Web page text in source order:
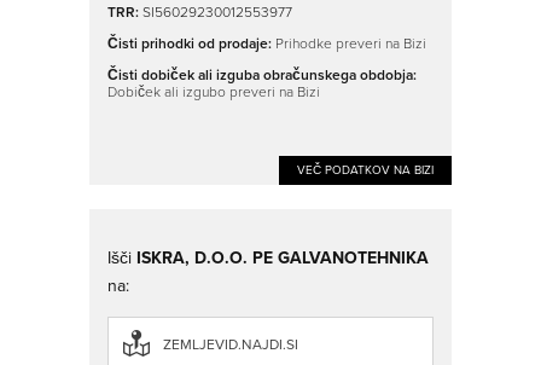
TRR:SI56029230012553977
Čisti prihodki od prodaje: Prihodke preveri na Bizi
Čisti dobiček ali izguba obračunskega obdobja:
Dobiček ali izgubo preveri na Bizi
VEČ PODATKOV NA BIZI
Išči ISKRA, D.O.O. PE GALVANOTEHNIKA
na:
ZEMLJEVID.NAJDI.SI